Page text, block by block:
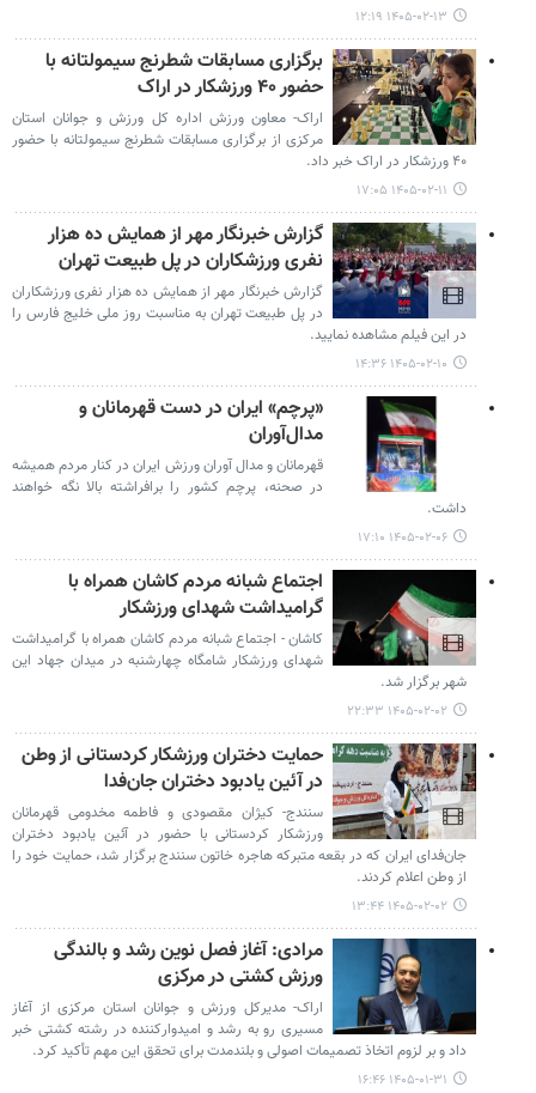
۱۴۰۵-۰۲-۱۳ ۱۲:۱۹
برگزاری مسابقات شطرنج سیمولتانه با
حضور ۴۰ ورزشکار در اراک
اراک- معاون ورزش اداره کل ورزش و جوانان استان
مرکزی از برگزاری مسابقات شطرنج سیمولتانه با حضور
۴۰ ورزشکار در اراک خبر داد.
۱۴۰۵-۰۲-۱۱ ۱۷:۰۵
گزارش خبرنگار مهر از همایش ده هزار
نفری ورزشکاران در پل طبیعت تهران
گزارش خبرنگار مهر از همایش ده هزار نفری ورزشکاران
در پل طبیعت تهران به مناسبت روز ملی خلیج فارس را
در این فیلم مشاهده نمایید.
۱۴۰۵-۰۲-۱۰ ۱۴:۳۶
«پرچم» ایران در دست قهرمانان و
مدال‌آوران
قهرمانان و مدال آوران ورزش ایران در کنار مردم همیشه
در صحنه، پرچم کشور را برافراشته بالا نگه خواهند
داشت.
۱۴۰۵-۰۲-۰۶ ۱۷:۱۰
اجتماع شبانه مردم کاشان همراه با
گرامیداشت شهدای ورزشکار
کاشان - اجتماع شبانه مردم کاشان همراه با گرامیداشت
شهدای ورزشکار شامگاه چهارشنبه در میدان جهاد این
شهر برگزار شد.
۱۴۰۵-۰۲-۰۲ ۲۲:۳۳
حمایت دختران ورزشکار کردستانی از وطن
در آئین یادبود دختران جان‌فدا
سنندج- کیژان مقصودی و فاطمه مخدومی قهرمانان
ورزشکار کردستانی با حضور در آئین یادبود دختران
جان‌فدای ایران که در بقعه متبرکه هاجره خاتون سنندج برگزار شد، حمایت خود را
از وطن اعلام کردند.
۱۴۰۵-۰۲-۰۲ ۱۳:۴۴
مرادی: آغاز فصل نوین رشد و بالندگی
ورزش کشتی در مرکزی
اراک- مدیرکل ورزش و جوانان استان مرکزی از آغاز
مسیری رو به رشد و امیدوارکننده در رشته کشتی خبر
داد و بر لزوم اتخاذ تصمیمات اصولی و بلندمدت برای تحقق این مهم تأکید کرد.
۱۴۰۵-۰۱-۳۱ ۱۶:۴۶